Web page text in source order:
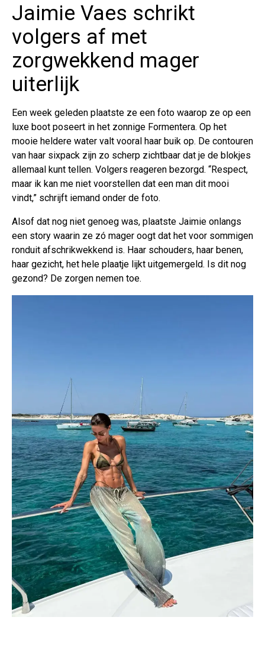
Jaimie Vaes schrikt
volgers af met
zorgwekkend mager
uiterlijk
Een week geleden plaatste ze een foto waarop ze op een
luxe boot poseert in het zonnige Formentera. Op het
mooie heldere water valt vooral haar buik op. De contouren
van haar sixpack zijn zo scherp zichtbaar dat je de blokjes
allemaal kunt tellen. Volgers reageren bezorgd. “Respect,
maar ik kan me niet voorstellen dat een man dit mooi
vindt,” schrijft iemand onder de foto.
Alsof dat nog niet genoeg was, plaatste Jaimie onlangs
een story waarin ze zó mager oogt dat het voor sommigen
ronduit afschrikwekkend is. Haar schouders, haar benen,
haar gezicht, het hele plaatje lijkt uitgemergeld. Is dit nog
gezond? De zorgen nemen toe.